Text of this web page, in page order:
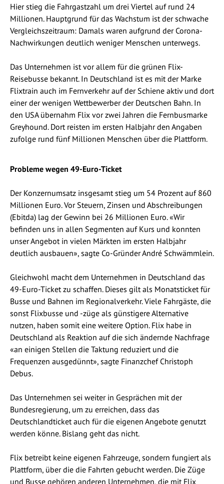
Hier stieg die Fahrgastzahl um drei Viertel auf rund 24
Millionen. Hauptgrund für das Wachstum ist der schwache
Vergleichszeitraum: Damals waren aufgrund der Corona-
Nachwirkungen deutlich weniger Menschen unterwegs.
Das Unternehmen ist vor allem für die grünen Flix-
Reisebusse bekannt. In Deutschland ist es mit der Marke
Flixtrain auch im Fernverkehr auf der Schiene aktiv und dort
einer der wenigen Wettbewerber der Deutschen Bahn. In
den USA übernahm Flix vor zwei Jahren die Fernbusmarke
Greyhound. Dort reisten im ersten Halbjahr den Angaben
zufolge rund fünf Millionen Menschen über die Plattform.
Probleme wegen 49-Euro-Ticket
Der Konzernumsatz insgesamt stieg um 54 Prozent auf 860
Millionen Euro. Vor Steuern, Zinsen und Abschreibungen
(Ebitda) lag der Gewinn bei 26 Millionen Euro. «Wir
befinden uns in allen Segmenten auf Kurs und konnten
unser Angebot in vielen Märkten im ersten Halbjahr
deutlich ausbauen», sagte Co-Gründer André Schwämmlein.
Gleichwohl macht dem Unternehmen in Deutschland das
49-Euro-Ticket zu schaffen. Dieses gilt als Monatsticket für
Busse und Bahnen im Regionalverkehr. Viele Fahrgäste, die
sonst Flixbusse und -züge als günstigere Alternative
nutzen, haben somit eine weitere Option. Flix habe in
Deutschland als Reaktion auf die sich ändernde Nachfrage
«an einigen Stellen die Taktung reduziert und die
Frequenzen ausgedünnt», sagte Finanzchef Christoph
Debus.
Das Unternehmen sei weiter in Gesprächen mit der
Bundesregierung, um zu erreichen, dass das
Deutschlandticket auch für die eigenen Angebote genutzt
werden könne. Bislang geht das nicht.
Flix betreibt keine eigenen Fahrzeuge, sondern fungiert als
Plattform, über die die Fahrten gebucht werden. Die Züge
und Busse gehören anderen Unternehmen, die mit Flix